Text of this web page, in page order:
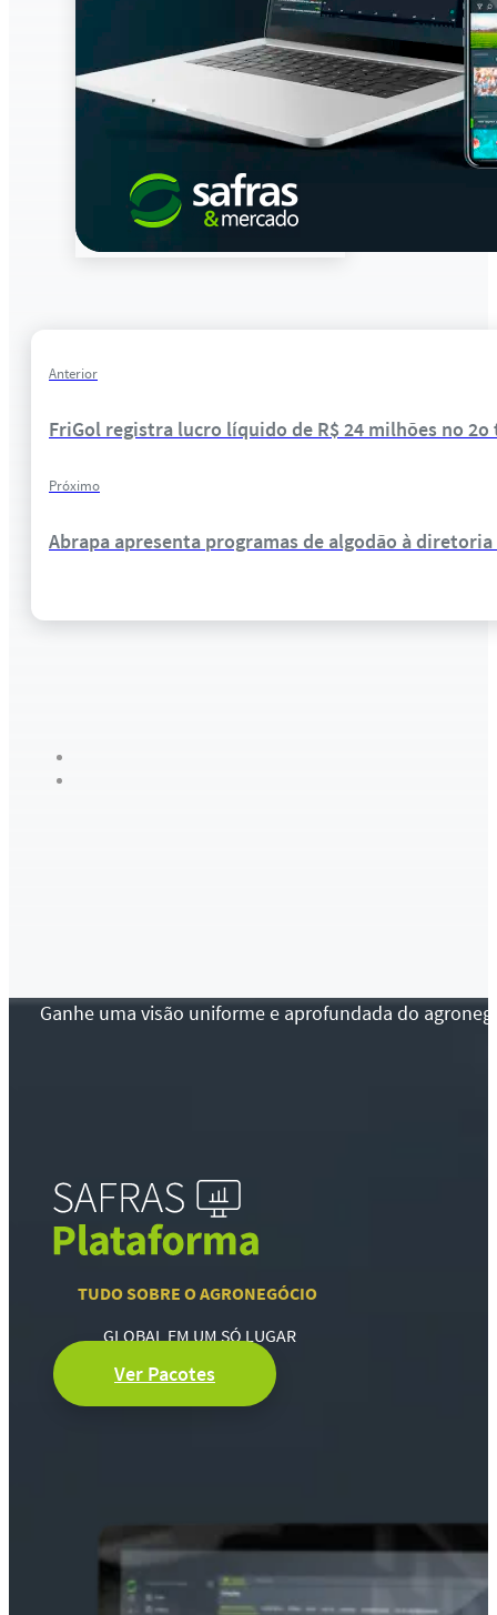
Anterior
FriGol registra lucro líquido de R$ 24 milhões no
Próximo
Abrapa apresenta programas de algodão à
Ganhe uma visão uniforme e aprofundada do
TUDO SOBRE O AGRONEGÓCIO
GLOBAL EM UM SÓ LUGAR
Ver Pacotes